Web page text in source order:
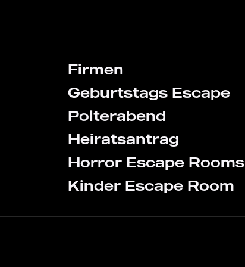
Firmen
Geburtstags Escape
Polterabend
Heiratsantrag
Horror Escape Rooms
Kinder Escape Room